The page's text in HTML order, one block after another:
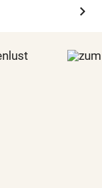
chevron_right